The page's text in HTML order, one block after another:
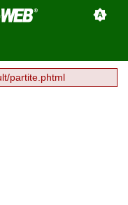
partite.phtml